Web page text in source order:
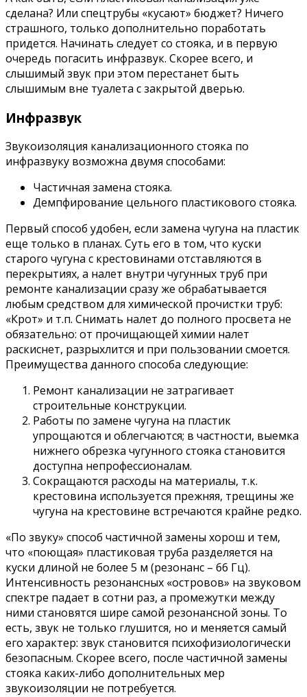
сделана? Или спецтрубы «кусают» бюджет? Ничего
страшного, только дополнительно поработать
придется. Начинать следует со стояка, и в первую
очередь погасить инфразвук. Скорее всего, и
слышимый звук при этом перестанет быть
слышимым вне туалета с закрытой дверью.
Инфразвук
Звукоизоляция канализационного стояка по
инфразвуку возможна двумя способами:
Частичная замена стояка.
Демпфирование цельного пластикового стояка.
Первый способ удобен, если замена чугуна на пластик
еще только в планах. Суть его в том, что куски
старого чугуна с крестовинами отставляются в
перекрытиях, а налет внутри чугунных труб при
ремонте канализации сразу же обрабатывается
любым средством для химической прочистки труб:
«Крот» и т.п. Снимать налет до полного просвета не
обязательно: от прочищающей химии налет
раскиснет, разрыхлится и при пользовании смоется.
Преимущества данного способа следующие:
Ремонт канализации не затрагивает
строительные конструкции.
Работы по замене чугуна на пластик
упрощаются и облегчаются; в частности, выемка
нижнего обрезка чугунного стояка становится
доступна непрофессионалам.
Сокращаются расходы на материалы, т.к.
крестовина используется прежняя, трещины же
чугуна на крестовине встречаются крайне редко.
«По звуку» способ частичной замены хорош и тем,
что «поющая» пластиковая труба разделяется на
куски длиной не более 5 м (резонанс – 66 Гц).
Интенсивность резонансных «островов» на звуковом
спектре падает в сотни раз, а промежутки между
ними становятся шире самой резонансной зоны. То
есть, звук не только глушится, но и меняется самый
его характер: звук становится психофизиологически
безопасным. Скорее всего, после частичной замены
стояка каких-либо дополнительных мер
звукоизоляции не потребуется.